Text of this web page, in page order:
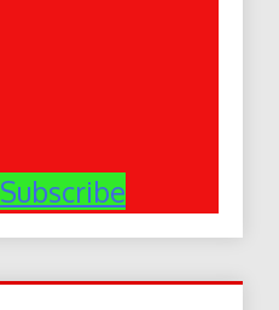
Subscribe